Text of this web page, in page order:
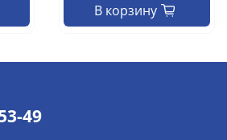
В корзину
49